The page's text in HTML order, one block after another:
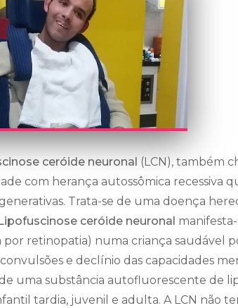
ceróide neuronal (LCN), também
com herança autossômica recessiva
Trata-se de uma doença
Lipofuscinose ceróide neuronal
por retinopatia) numa criança saudável
e declínio das capacidades
uma substância autofluorescente de
tardia, juvenil e adulta. A LCN não